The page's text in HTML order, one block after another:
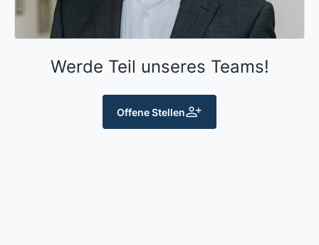
Werde Teil unseres Teams!
Offene Stellen